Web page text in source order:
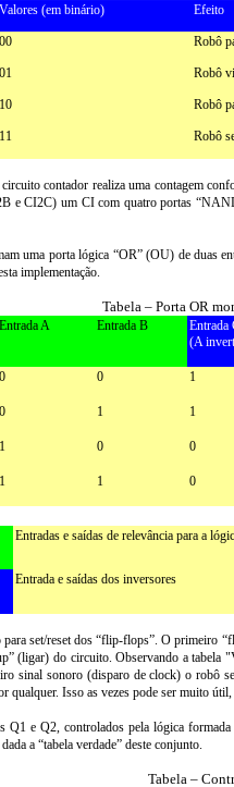
Valores (em binário) Efeito
00 Robô
01 Robô
10 Robô
11 Robô
contador realiza uma contagem
e CI2C) um CI com quatro portas
uma porta lógica “OR” (OU) de duas
implementação.
Tabela – Porta OR
Entrada A Entrada B
Entrada
(A
0 0 1
0 1 1
1 0 0
1 1 0
Entradas e saídas de relevância para a
Entrada e saídas dos inversores
set/reset dos “flip-flops”. O primeiro
(ligar) do circuito. Observando a
sinal sonoro (disparo de clock) o robô
Isso as vezes pode ser muito
Q1 e Q2, controlados pela lógica
a “tabela verdade” deste conjunto.
Tabela –